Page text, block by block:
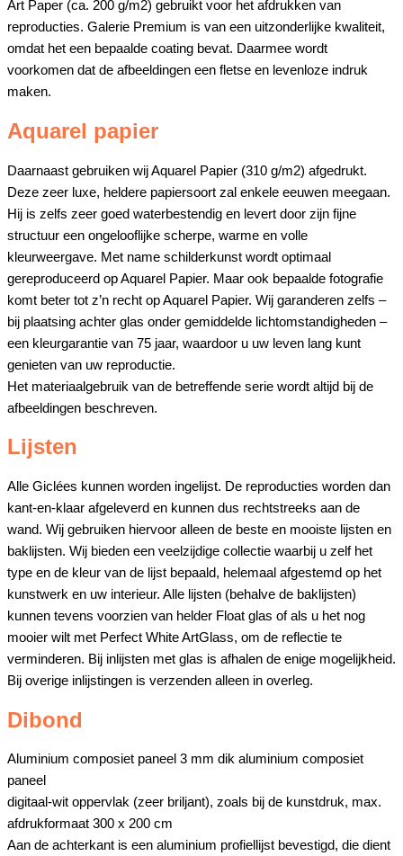
Art Paper (ca. 200 g/m2) gebruikt voor het afdrukken van
reproducties. Galerie Premium is van een uitzonderlijke kwaliteit,
omdat het een bepaalde coating bevat. Daarmee wordt
voorkomen dat de afbeeldingen een fletse en levenloze indruk
maken.
Aquarel papier
Daarnaast gebruiken wij Aquarel Papier (310 g/m2) afgedrukt.
Deze zeer luxe, heldere papiersoort zal enkele eeuwen meegaan.
Hij is zelfs zeer goed waterbestendig en levert door zijn fijne
structuur een ongelooflijke scherpe, warme en volle
kleurweergave. Met name schilderkunst wordt optimaal
gereproduceerd op Aquarel Papier. Maar ook bepaalde fotografie
komt beter tot z’n recht op Aquarel Papier. Wij garanderen zelfs –
bij plaatsing achter glas onder gemiddelde lichtomstandigheden –
een kleurgarantie van 75 jaar, waardoor u uw leven lang kunt
genieten van uw reproductie.
Het materiaalgebruik van de betreffende serie wordt altijd bij de
afbeeldingen beschreven.
Lijsten
Alle Giclées kunnen worden ingelijst. De reproducties worden dan
kant-en-klaar afgeleverd en kunnen dus rechtstreeks aan de
wand. Wij gebruiken hiervoor alleen de beste en mooiste lijsten en
baklijsten. Wij bieden een veelzijdige collectie waarbij u zelf het
type en de kleur van de lijst bepaald, helemaal afgestemd op het
kunstwerk en uw interieur. Alle lijsten (behalve de baklijsten)
kunnen tevens voorzien van helder Float glas of als u het nog
mooier wilt met Perfect White ArtGlass, om de reflectie te
verminderen. Bij inlijsten met glas is afhalen de enige mogelijkheid.
Bij overige inlijstingen is verzenden alleen in overleg.
Dibond
Aluminium composiet paneel 3 mm dik aluminium composiet
paneel
digitaal-wit oppervlak (zeer briljant), zoals bij de kunstdruk, max.
afdrukformaat 300 x 200 cm
Aan de achterkant is een aluminium profiellijst bevestigd, die dient